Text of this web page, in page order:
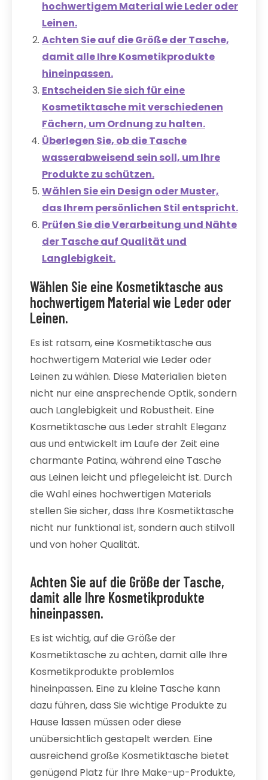
hochwertigem Material wie Leder oder
Leinen.
Achten Sie auf die Größe der Tasche,
damit alle Ihre Kosmetikprodukte
hineinpassen.
Entscheiden Sie sich für eine
Kosmetiktasche mit verschiedenen
Fächern, um Ordnung zu halten.
Überlegen Sie, ob die Tasche
wasserabweisend sein soll, um Ihre
Produkte zu schützen.
Wählen Sie ein Design oder Muster,
das Ihrem persönlichen Stil entspricht.
Prüfen Sie die Verarbeitung und Nähte
der Tasche auf Qualität und
Langlebigkeit.
Wählen Sie eine Kosmetiktasche aus
hochwertigem Material wie Leder oder
Leinen.
Es ist ratsam, eine Kosmetiktasche aus
hochwertigem Material wie Leder oder
Leinen zu wählen. Diese Materialien bieten
nicht nur eine ansprechende Optik, sondern
auch Langlebigkeit und Robustheit. Eine
Kosmetiktasche aus Leder strahlt Eleganz
aus und entwickelt im Laufe der Zeit eine
charmante Patina, während eine Tasche
aus Leinen leicht und pflegeleicht ist. Durch
die Wahl eines hochwertigen Materials
stellen Sie sicher, dass Ihre Kosmetiktasche
nicht nur funktional ist, sondern auch stilvoll
und von hoher Qualität.
Achten Sie auf die Größe der Tasche,
damit alle Ihre Kosmetikprodukte
hineinpassen.
Es ist wichtig, auf die Größe der
Kosmetiktasche zu achten, damit alle Ihre
Kosmetikprodukte problemlos
hineinpassen. Eine zu kleine Tasche kann
dazu führen, dass Sie wichtige Produkte zu
Hause lassen müssen oder diese
unübersichtlich gestapelt werden. Eine
ausreichend große Kosmetiktasche bietet
genügend Platz für Ihre Make-up-Produkte,